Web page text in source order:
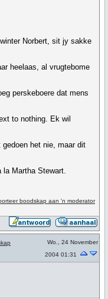
Norbert, sit jy sakke
heelaas, al vrugtebome
perskeboere dat mens
to nothing. Ek wil
het nie, maar dit
la Martha Stewart.
boodskap aan 'n moderator
Wo., 24 November
2004 01:31